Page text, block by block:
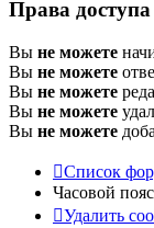
Права доступа
Вы не можете
Вы не можете
Вы не можете
Вы не можете
Вы не можете
Список
Часовой
Удалить